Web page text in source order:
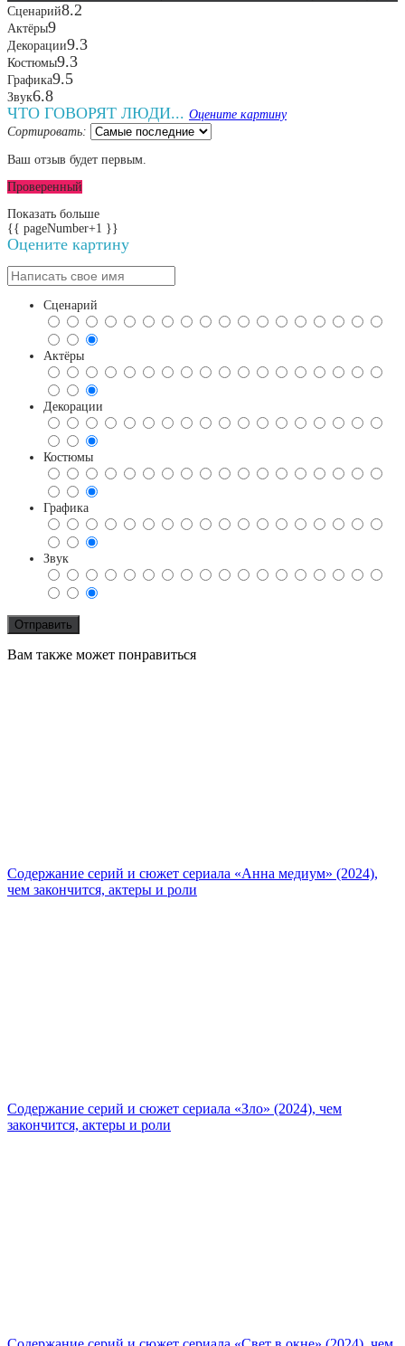
Сценарий8.2
Актёры9
Декорации9.3
Костюмы9.3
Графика9.5
Звук6.8
ЧТО ГОВОРЯТ ЛЮДИ... Оцените картину
Сортировать:
Ваш отзыв будет первым.
Проверенный
Показать больше
{{ pageNumber+1 }}
Оцените картину
Сценарий
Актёры
Декорации
Костюмы
Графика
Звук
Вам также может понравиться
Содержание серий и сюжет сериала «Анна медиум» (2024),
чем закончится, актеры и роли
Содержание серий и сюжет сериала «Зло» (2024), чем
закончится, актеры и роли